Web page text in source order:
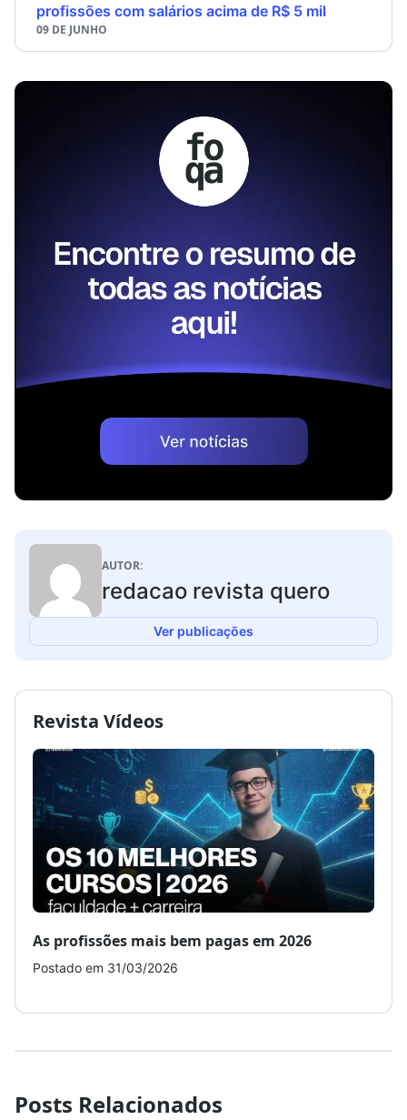
profissões com salários acima de R$ 5 mil
09 DE JUNHO
AUTOR:
redacao revista quero
Ver publicações
Revista Vídeos
As profissões mais bem pagas em 2026
Postado em 31/03/2026
Posts Relacionados